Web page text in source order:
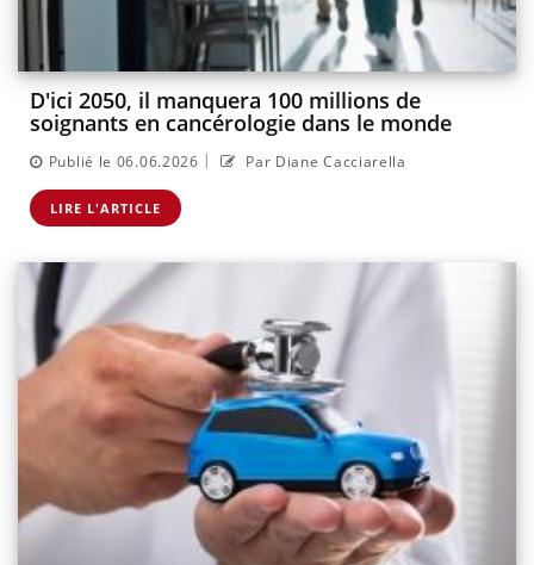
D'ici 2050, il manquera 100 millions de
soignants en cancérologie dans le monde
Publié le 06.06.2026 | Par Diane Cacciarella
LIRE L'ARTICLE